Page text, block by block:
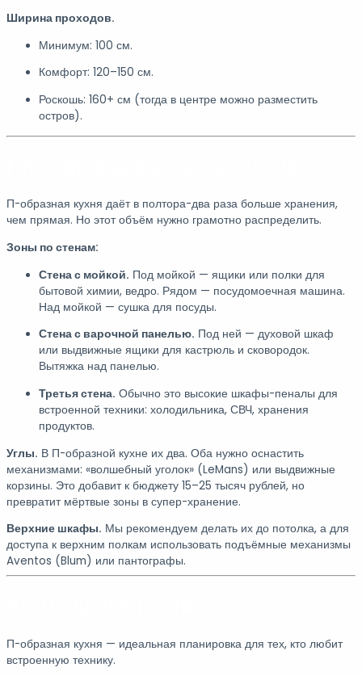
Ширина проходов.
Минимум: 100 см.
Комфорт: 120–150 см.
Роскошь: 160+ см (тогда в центре можно разместить
остров).
П-образная кухня даёт в полтора-два раза больше хранения,
чем прямая. Но этот объём нужно грамотно распределить.
Зоны по стенам:
Стена с мойкой. Под мойкой — ящики или полки для
бытовой химии, ведро. Рядом — посудомоечная машина.
Над мойкой — сушка для посуды.
Стена с варочной панелью. Под ней — духовой шкаф
или выдвижные ящики для кастрюль и сковородок.
Вытяжка над панелью.
Третья стена. Обычно это высокие шкафы-пеналы для
встроенной техники: холодильника, СВЧ, хранения
продуктов.
Углы. В П-образной кухне их два. Оба нужно оснастить
механизмами: «волшебный уголок» (LeMans) или выдвижные
корзины. Это добавит к бюджету 15–25 тысяч рублей, но
превратит мёртвые зоны в супер-хранение.
Верхние шкафы. Мы рекомендуем делать их до потолка, а для
доступа к верхним полкам использовать подъёмные механизмы
Aventos (Blum) или пантографы.
П-образная кухня — идеальная планировка для тех, кто любит
встроенную технику.